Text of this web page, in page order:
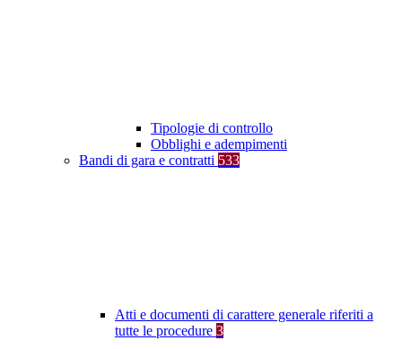
Tipologie di controllo
Obblighi e adempimenti
Bandi di gara e contratti 533
Atti e documenti di carattere generale riferiti a
tutte le procedure 3